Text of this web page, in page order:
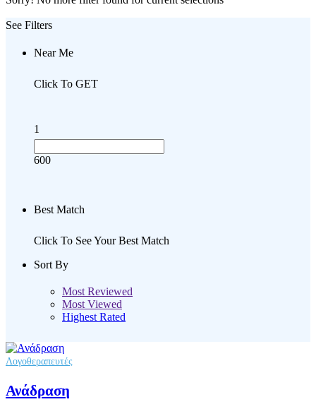
See Filters
Near Me
Click To GET
1
600
Best Match
Click To See Your Best Match
Sort By
Most Reviewed
Most Viewed
Highest Rated
Λογοθεραπευτές
Ανάδραση